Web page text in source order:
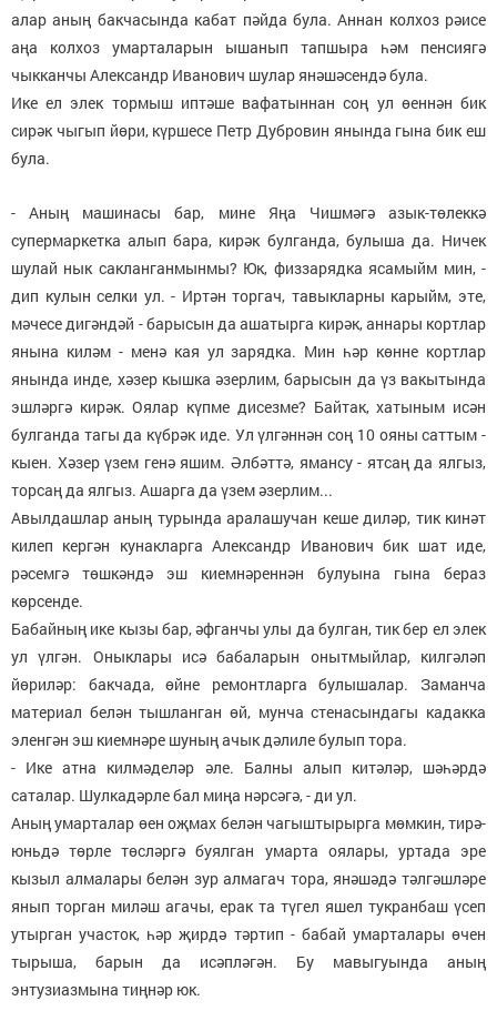
алар аның бакчасында кабат пәйда була. Аннан колхоз рәисе
аңа колхоз умарталарын ышанып тапшыра һәм пенсиягә
чыкканчы Александр Иванович шулар янәшәсендә була.
Ике ел элек тормыш иптәше вафатыннан соң ул өеннән бик
сирәк чыгып йөри, күршесе Петр Дубровин янында гына бик еш
була.
- Аның машинасы бар, мине Яңа Чишмәгә азык-төлеккә
супермаркетка алып бара, кирәк булганда, булыша да. Ничек
шулай нык сакланганмынмы? Юк, физзарядка ясамыйм мин, -
дип кулын селки ул. - Иртән торгач, тавыкларны карыйм, эте,
мәчесе дигәндәй - барысын да ашатырга кирәк, аннары кортлар
янына киләм - менә кая ул зарядка. Мин һәр көнне кортлар
янында инде, хәзер кышка әзерлим, барысын да үз вакытында
эшләргә кирәк. Оялар күпме дисезме? Байтак, хатыным исән
булганда тагы да күбрәк иде. Ул үлгәннән соң 10 ояны саттым -
кыен. Хәзер үзем генә яшим. Әлбәттә, ямансу - ятсаң да ялгыз,
торсаң да ялгыз. Ашарга да үзем әзерлим...
Авылдашлар аның турында аралашучан кеше диләр, тик кинәт
килеп кергән кунакларга Александр Иванович бик шат иде,
рәсемгә төшкәндә эш киемнәреннән булуына гына бераз
көрсенде.
Бабайның ике кызы бар, әфганчы улы да булган, тик бер ел элек
ул үлгән. Оныклары исә бабаларын онытмыйлар, килгәләп
йөриләр: бакчада, өйне ремонтларга булышалар. Заманча
материал белән тышланган өй, мунча стенасындагы кадакка
эленгән эш киемнәре шуның ачык дәлиле булып тора.
- Ике атна килмәделәр әле. Балны алып китәләр, шәһәрдә
саталар. Шулкадәрле бал миңа нәрсәгә, - ди ул.
Аның умарталар өен оҗмах белән чагыштырырга мөмкин, тирә-
юньдә төрле төсләргә буялган умарта оялары, уртада эре
кызыл алмалары белән зур алмагач тора, янәшәдә тәлгәшләре
янып торган миләш агачы, ерак та түгел яшел тукранбаш үсеп
утырган участок, һәр җирдә тәртип - бабай умарталары өчен
тырыша, барын да исәпләгән. Бу мавыгуында аның
энтузиазмына тиңнәр юк.